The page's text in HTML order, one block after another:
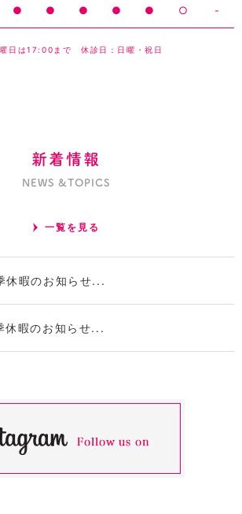
● ● ● ● ● ○ -
日は17:00まで 休診日：日曜・祝日
新着情報
NEWS &TOPICS
一覧を見る
休暇のお知らせ...
休暇のお知らせ...